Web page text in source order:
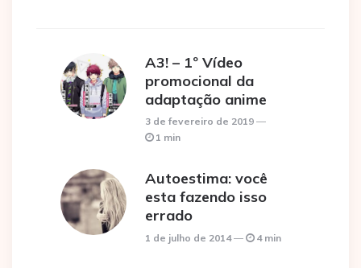
A3! – 1º Vídeo
promocional da
adaptação anime
3 de fevereiro de 2019
1 min
Autoestima: você
esta fazendo isso
errado
1 de julho de 2014 4 min